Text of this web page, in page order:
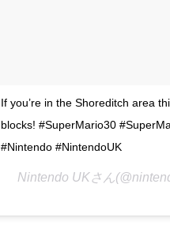
If you’re in the Shoreditch area
blocks! #SuperMario30
#Nintendo #NintendoUK
Nintendo UKさん